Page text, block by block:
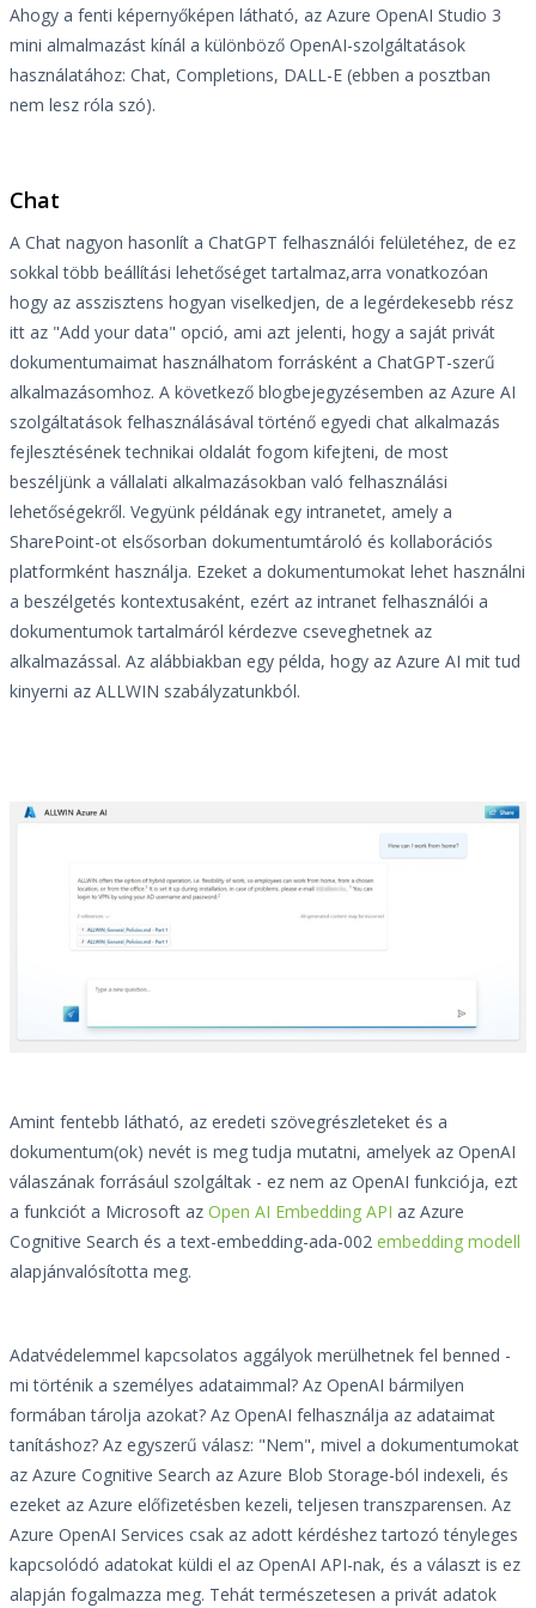
Ahogy a fenti képernyőképen látható, az Azure OpenAI Studio 3
mini almalmazást kínál a különböző OpenAI-szolgáltatások
használatához: Chat, Completions, DALL-E (ebben a posztban
nem lesz róla szó).
Chat
A Chat nagyon hasonlít a ChatGPT felhasználói felületéhez, de ez
sokkal több beállítási lehetőséget tartalmaz,arra vonatkozóan
hogy az asszisztens hogyan viselkedjen, de a legérdekesebb rész
itt az "Add your data" opció, ami azt jelenti, hogy a saját privát
dokumentumaimat használhatom forrásként a ChatGPT-szerű
alkalmazásomhoz. A következő blogbejegyzésemben az Azure AI
szolgáltatások felhasználásával történő egyedi chat alkalmazás
fejlesztésének technikai oldalát fogom kifejteni, de most
beszéljünk a vállalati alkalmazásokban való felhasználási
lehetőségekről. Vegyünk példának egy intranetet, amely a
SharePoint-ot elsősorban dokumentumtároló és kollaborációs
platformként használja. Ezeket a dokumentumokat lehet használni
a beszélgetés kontextusaként, ezért az intranet felhasználói a
dokumentumok tartalmáról kérdezve cseveghetnek az
alkalmazással. Az alábbiakban egy példa, hogy az Azure AI mit tud
kinyerni az ALLWIN szabályzatunkból.
Amint fentebb látható, az eredeti szövegrészleteket és a
dokumentum(ok) nevét is meg tudja mutatni, amelyek az OpenAI
válaszának forrásául szolgáltak - ez nem az OpenAI funkciója, ezt
a funkciót a Microsoft az Open AI Embedding API az Azure
Cognitive Search és a text-embedding-ada-002 embedding modell
alapjánvalósította meg.
Adatvédelemmel kapcsolatos aggályok merülhetnek fel benned -
mi történik a személyes adataimmal? Az OpenAI bármilyen
formában tárolja azokat? Az OpenAI felhasználja az adataimat
tanításhoz? Az egyszerű válasz: "Nem", mivel a dokumentumokat
az Azure Cognitive Search az Azure Blob Storage-ból indexeli, és
ezeket az Azure előfizetésben kezeli, teljesen transzparensen. Az
Azure OpenAI Services csak az adott kérdéshez tartozó tényleges
kapcsolódó adatokat küldi el az OpenAI API-nak, és a választ is ez
alapján fogalmazza meg. Tehát természetesen a privát adatok